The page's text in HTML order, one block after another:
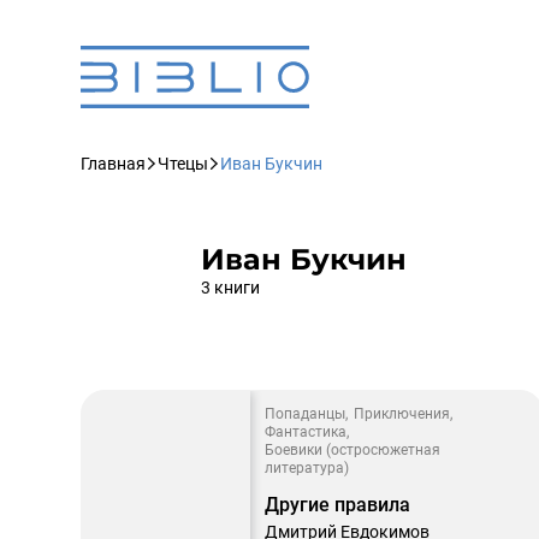
Главная Чтецы Иван Букчин
Иван Букчин
3 книги
Попаданцы
Приключения
Фантастика
Боевики (остросюжетная
литература)
Другие правила
Дмитрий Евдокимов